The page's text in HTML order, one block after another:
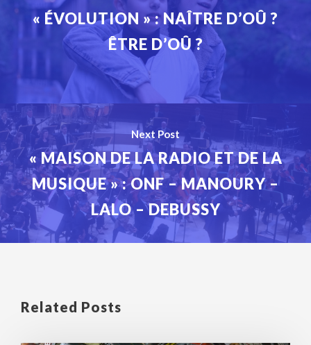
« ÉVOLUTION » : NAÎTRE D’OÛ ?
ÊTRE D’OÛ ?
Next Post
« MAISON DE LA RADIO ET DE LA
MUSIQUE » : ONF – MANOURY –
LALO – DEBUSSY
Related Posts